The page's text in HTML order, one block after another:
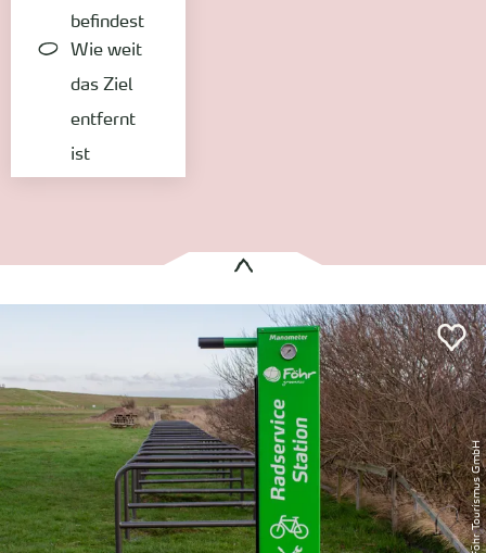
befindest
Wie weit
das Ziel
entfernt
ist
Entfernung anzeigen
© Föhr Tourismus GmbH